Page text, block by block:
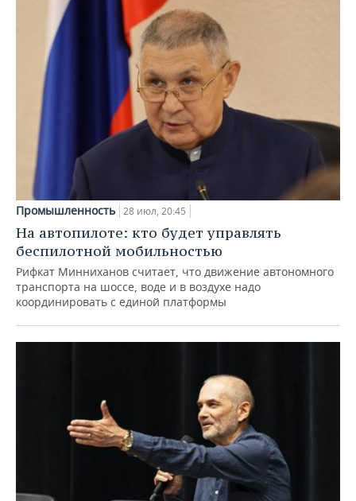
Промышленность 28 июл, 20:45
На автопилоте: кто будет управлять
беспилотной мобильностью
Рифкат Минниханов считает, что движение автономного
транспорта на шоссе, воде и в воздухе надо
координировать с единой платформы